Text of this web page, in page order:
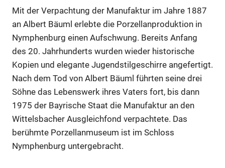
Mit der Verpachtung der Manufaktur im Jahre 1887
an Albert Bäuml erlebte die Porzellanproduktion in
Nymphenburg einen Aufschwung. Bereits Anfang
des 20. Jahrhunderts wurden wieder historische
Kopien und elegante Jugendstilgeschirre angefertigt.
Nach dem Tod von Albert Bäuml führten seine drei
Söhne das Lebenswerk ihres Vaters fort, bis dann
1975 der Bayrische Staat die Manufaktur an den
Wittelsbacher Ausgleichfond verpachtete. Das
berühmte Porzellanmuseum ist im Schloss
Nymphenburg untergebracht.